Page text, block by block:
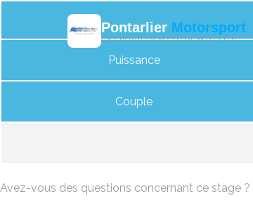
Pontarlier Motorsport
REPROGRAMMATION MOTEUR
Puissance
Couple
Avez-vous des questions concernant ce stage ?